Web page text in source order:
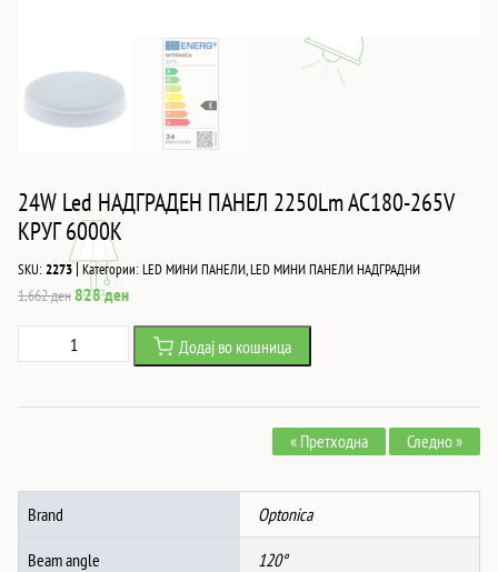
24W Led НАДГРАДЕН ПАНЕЛ 2250Lm AC180-265V
КРУГ 6000K
SKU:2273|Категории:LED МИНИ ПАНЕЛИ,LED МИНИ ПАНЕЛИ НАДГРАДНИ
1,662ден Original
was:
1,662 ден.
828денCurrent
price
828 ден.
Led
265V
КРУГ
6000K
Додај во кошница
« Претходна Следно »
Brand Optonica
Beam angle 120°